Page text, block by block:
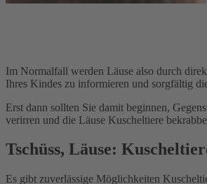
Im Normalfall werden Läuse also durch
Ihres Kindes zu informieren und sorgfältig
Erst dann sollten Sie damit beginnen,
verirren und die Läuse Kuscheltiere
Tschüss, Läuse:
Es gibt zuverlässige Möglichkeiten